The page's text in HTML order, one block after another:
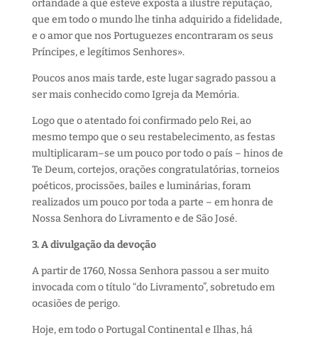
orfandade a que esteve exposta a ilustre reputação,
que em todo o mundo lhe tinha adquirido a fidelidade,
e o amor que nos Portuguezes encontraram os seus
Príncipes, e legítimos Senhores».
Poucos anos mais tarde, este lugar sagrado passou a
ser mais conhecido como Igreja da Memória.
Logo que o atentado foi confirmado pelo Rei, ao
mesmo tempo que o seu restabelecimento, as festas
multiplicaram–se um pouco por todo o país – hinos de
Te Deum, cortejos, orações congratulatórias, torneios
poéticos, procissões, bailes e luminárias, foram
realizados um pouco por toda a parte – em honra de
Nossa Senhora do Livramento e de São José.
3. A divulgação da devoção
A partir de 1760, Nossa Senhora passou a ser muito
invocada com o título “do Livramento”, sobretudo em
ocasiões de perigo.
Hoje, em todo o Portugal Continental e Ilhas, há